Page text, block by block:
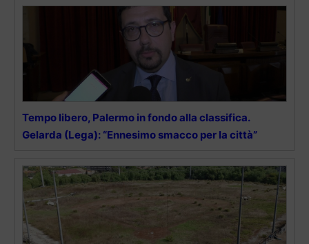
Tempo libero, Palermo in fondo alla classifica.
Gelarda (Lega): “Ennesimo smacco per la città”